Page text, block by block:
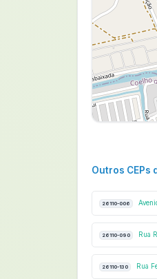
Outros CEPs
26110-006
26110-090 Rua
26110-130 Rua